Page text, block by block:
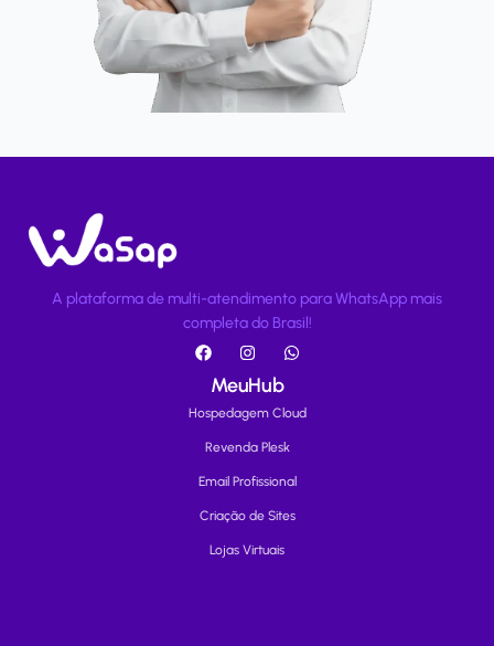
A plataforma de multi-atendimento para WhatsApp mais
completa do Brasil!
MeuHub
Hospedagem Cloud
Revenda Plesk
Email Profissional
Criação de Sites
Lojas Virtuais